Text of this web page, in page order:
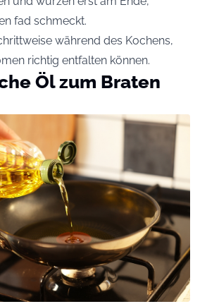
fad schmeckt.
während des Kochens,
richtig entfalten können.
Öl zum Braten